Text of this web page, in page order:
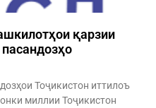
қарзии
Тоҷикистон иттилоъ
миллии Тоҷикистон